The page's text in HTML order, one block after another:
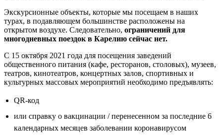
Экскурсионные объекты, которые мы посещаем в наших
турах, в подавляющем большинстве расположены на
открытом воздухе. Следовательно, ограничений для
многодневных поездок в Карелию сейчас нет.
С 15 октября 2021 года для посещения заведений
общественного питания (кафе, ресторанов, столовых), музеев,
театров, кинотеатров, концертных залов, спортивных и
культурных массовых мероприятий необходимо предъявлять:
QR-код
или справку о вакцинации / перенесенном за последние 6
календарных месяцев заболевании коронавирусом